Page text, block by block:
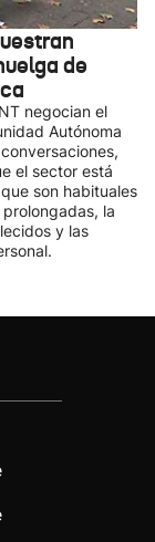
de
negocian el
Autónoma
el sector está
son habituales
la
y las